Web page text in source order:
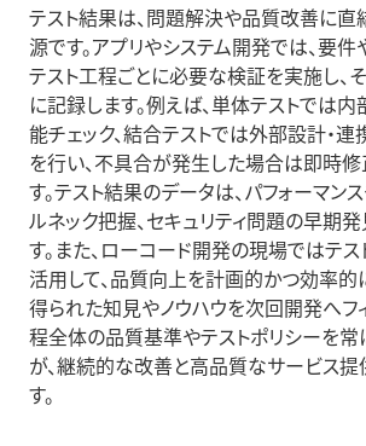
テスト結果は、問題解決や品質改善に
源です。アプリやシステム開発では、要
テスト工程ごとに必要な検証を実施し、
に記録します。例えば、単体テストでは
能チェック、結合テストでは外部設計・
を行い、不具合が発生した場合は即時
す。テスト結果のデータは、パフォーマン
ルネック把握、セキュリティ問題の早期
す。また、ローコード開発の現場ではテ
活用して、品質向上を計画的かつ効率的
得られた知見やノウハウを次回開発へフ
程全体の品質基準やテストポリシーを常
が、継続的な改善と高品質なサービス
す。